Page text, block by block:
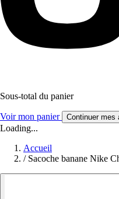
Sous-total du panier
Voir mon panier Continuer mes
Loading...
Accueil
/ Sacoche banane Nike